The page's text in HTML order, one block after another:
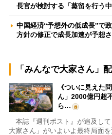
長官が検討する「蒸留を行う
中国経済“予想外の低成長”で
方針の修正で成長加速が予想
「みんなで大家さん」
《ついに見えた
ん」2000億円超
ら…
本誌『週刊ポスト』が追及し
大家さん」がいよいよ最終局面